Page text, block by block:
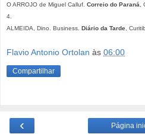
O ARROJO de Miguel Calluf. Correio do Paraná
4.
ALMEIDA, Dino. Business. Diário da Tarde ,
Flavio Antonio Ortolan às 06:00
Compartilhar
‹ Página